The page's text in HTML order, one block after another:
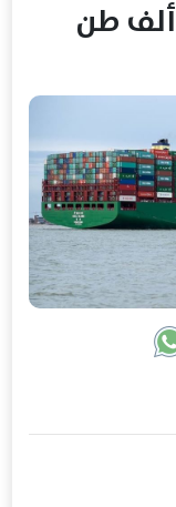
ميناء دمياط يستقبل ٦٦ ألف طن